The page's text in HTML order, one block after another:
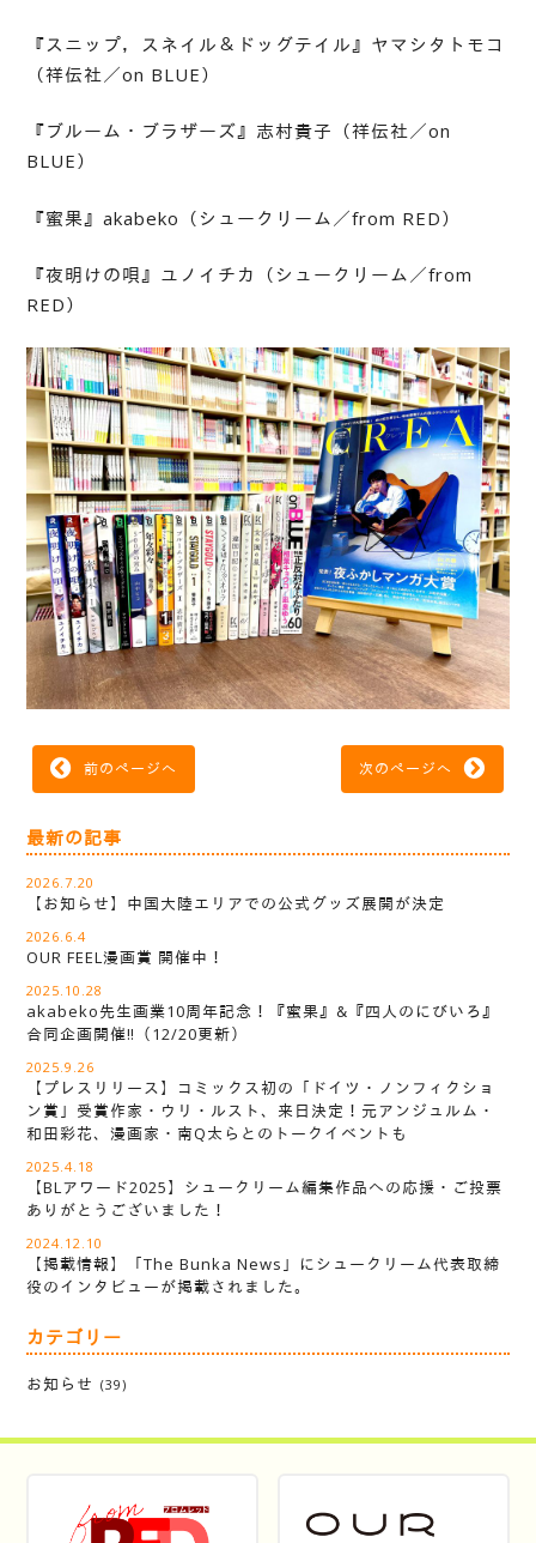
『スニップ，スネイル＆ドッグテイル』ヤマシタトモコ
（祥伝社／on BLUE）
『ブルーム・ブラザーズ』志村貴子（祥伝社／on
BLUE）
『蜜果』akabeko（シュークリーム／from RED）
『夜明けの唄』ユノイチカ（シュークリーム／from
RED）
前のページへ 次のページへ
最新の記事
2026.7.20
【お知らせ】中国大陸エリアでの公式グッズ展開が決定
2026.6.4
OUR FEEL漫画賞 開催中！
2025.10.28
akabeko先生画業10周年記念！『蜜果』&『四人のにびいろ』
合同企画開催‼︎（12/20更新）
2025.9.26
【プレスリリース】コミックス初の「ドイツ・ノンフィクショ
ン賞」受賞作家・ウリ・ルスト、来日決定！元アンジュルム・
和田彩花、漫画家・南Q太らとのトークイベントも
2025.4.18
【BLアワード2025】シュークリーム編集作品への応援・ご投票
ありがとうございました！
2024.12.10
【掲載情報】「The Bunka News」にシュークリーム代表取締
役のインタビューが掲載されました。
カテゴリー
お知らせ (39)